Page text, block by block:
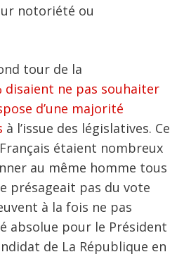
notoriété ou
tour de la
disaient ne pas souhaiter
d’une majorité
à l’issue des législatives. Ce
étaient nombreux
au même homme tous
présageait pas du vote
à la fois ne pas
absolue pour le Président
de La République en